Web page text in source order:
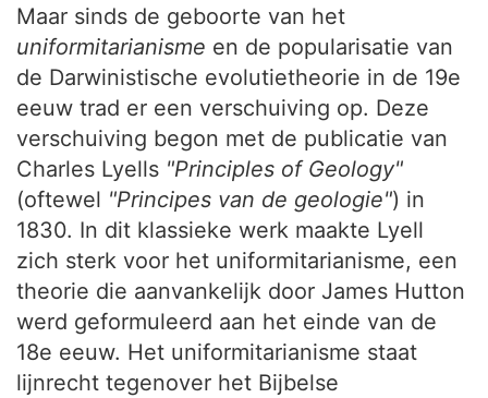
Maar sinds de geboorte van het
uniformitarianisme en de popularisatie van
de Darwinistische evolutietheorie in de 19e
eeuw trad er een verschuiving op. Deze
verschuiving begon met de publicatie van
Charles Lyells "Principles of Geology"
(oftewel "Principes van de geologie") in
1830. In dit klassieke werk maakte Lyell
zich sterk voor het uniformitarianisme, een
theorie die aanvankelijk door James Hutton
werd geformuleerd aan het einde van de
18e eeuw. Het uniformitarianisme staat
lijnrecht tegenover het Bijbelse